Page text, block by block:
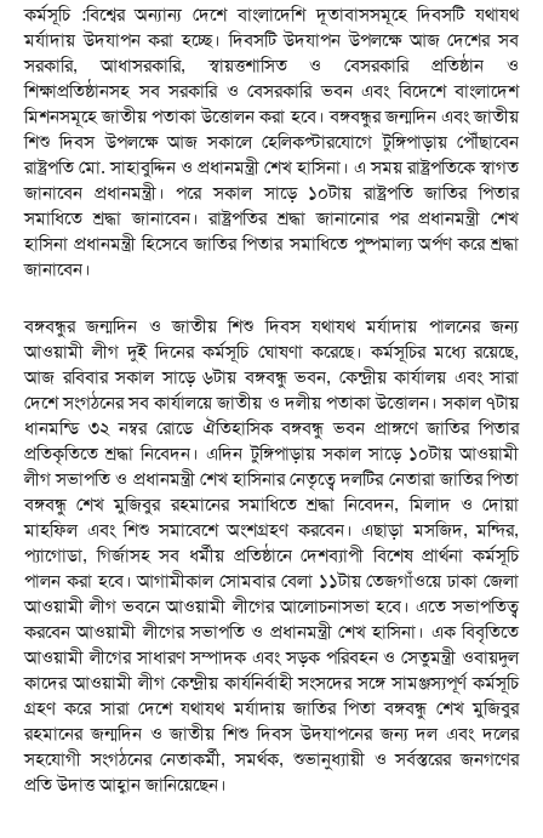
কর্মসূচি :বিশ্বের অন্যান্য দেশে বাংলাদেশি দূতাবাসসমূহে দিবসটি যথাযথ
মর্যাদায় উদযাপন করা হচ্ছে। দিবসটি উদযাপন উপলক্ষে আজ দেশের সব
সরকারি, আধাসরকারি, স্বায়ত্তশাসিত ও বেসরকারি প্রতিষ্ঠান ও
শিক্ষাপ্রতিষ্ঠানসহ সব সরকারি ও বেসরকারি ভবন এবং বিদেশে বাংলাদেশ
মিশনসমূহে জাতীয় পতাকা উত্তোলন করা হবে। বঙ্গবন্ধুর জন্মদিন এবং জাতীয়
শিশু দিবস উপলক্ষে আজ সকালে হেলিকপ্টারযোগে টুঙ্গিপাড়ায় পৌঁছাবেন
রাষ্ট্রপতি মো. সাহাবুদ্দিন ও প্রধানমন্ত্রী শেখ হাসিনা। এ সময় রাষ্ট্রপতিকে স্বাগত
জানাবেন প্রধানমন্ত্রী। পরে সকাল সাড়ে ১০টায় রাষ্ট্রপতি জাতির পিতার
সমাধিতে শ্রদ্ধা জানাবেন। রাষ্ট্রপতির শ্রদ্ধা জানানোর পর প্রধানমন্ত্রী শেখ
হাসিনা প্রধানমন্ত্রী হিসেবে জাতির পিতার সমাধিতে পুষ্পমাল্য অর্পণ করে শ্রদ্ধা
জানাবেন।
বঙ্গবন্ধুর জন্মদিন ও জাতীয় শিশু দিবস যথাযথ মর্যাদায় পালনের জন্য
আওয়ামী লীগ দুই দিনের কর্মসূচি ঘোষণা করেছে। কর্মসূচির মধ্যে রয়েছে,
আজ রবিবার সকাল সাড়ে ৬টায় বঙ্গবন্ধু ভবন, কেন্দ্রীয় কার্যালয় এবং সারা
দেশে সংগঠনের সব কার্যালয়ে জাতীয় ও দলীয় পতাকা উত্তোলন। সকাল ৭টায়
ধানমন্ডি ৩২ নম্বর রোডে ঐতিহাসিক বঙ্গবন্ধু ভবন প্রাঙ্গণে জাতির পিতার
প্রতিকৃতিতে শ্রদ্ধা নিবেদন। এদিন টুঙ্গিপাড়ায় সকাল সাড়ে ১০টায় আওয়ামী
লীগ সভাপতি ও প্রধানমন্ত্রী শেখ হাসিনার নেতৃত্বে দলটির নেতারা জাতির পিতা
বঙ্গবন্ধু শেখ মুজিবুর রহমানের সমাধিতে শ্রদ্ধা নিবেদন, মিলাদ ও দোয়া
মাহফিল এবং শিশু সমাবেশে অংশগ্রহণ করবেন। এছাড়া মসজিদ, মন্দির,
প্যাগোডা, গির্জাসহ সব ধর্মীয় প্রতিষ্ঠানে দেশব্যাপী বিশেষ প্রার্থনা কর্মসূচি
পালন করা হবে। আগামীকাল সোমবার বেলা ১১টায় তেজগাঁওয়ে ঢাকা জেলা
আওয়ামী লীগ ভবনে আওয়ামী লীগের আলোচনাসভা হবে। এতে সভাপতিত্ব
করবেন আওয়ামী লীগের সভাপতি ও প্রধানমন্ত্রী শেখ হাসিনা। এক বিবৃতিতে
আওয়ামী লীগের সাধারণ সম্পাদক এবং সড়ক পরিবহন ও সেতুমন্ত্রী ওবায়দুল
কাদের আওয়ামী লীগ কেন্দ্রীয় কার্যনির্বাহী সংসদের সঙ্গে সামঞ্জস্যপূর্ণ কর্মসূচি
গ্রহণ করে সারা দেশে যথাযথ মর্যাদায় জাতির পিতা বঙ্গবন্ধু শেখ মুজিবুর
রহমানের জন্মদিন ও জাতীয় শিশু দিবস উদযাপনের জন্য দল এবং দলের
সহযোগী সংগঠনের নেতাকর্মী, সমর্থক, শুভানুধ্যায়ী ও সর্বস্তরের জনগণের
প্রতি উদাত্ত আহ্বান জানিয়েছেন।